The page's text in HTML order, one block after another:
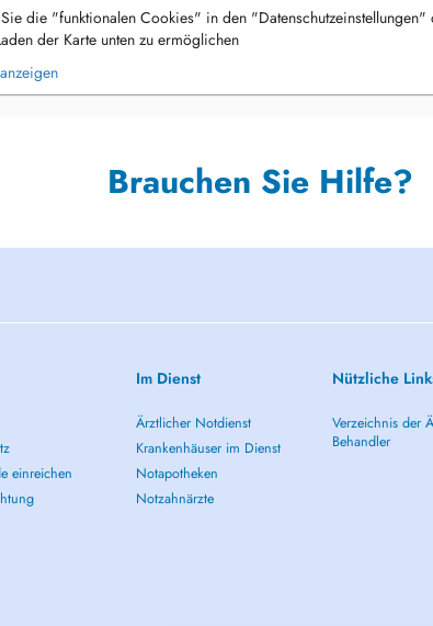
die "funktionalen Cookies" in den "Datenschutzeinstellungen"
der Karte unten zu ermöglichen
Brauchen Sie Hilfe?
einreichen
Im Dienst
Ärztlicher Notdienst
Krankenhäuser im Dienst
Notapotheken
Notzahnärzte
Nützliche
Verzeichnis der
Behandler